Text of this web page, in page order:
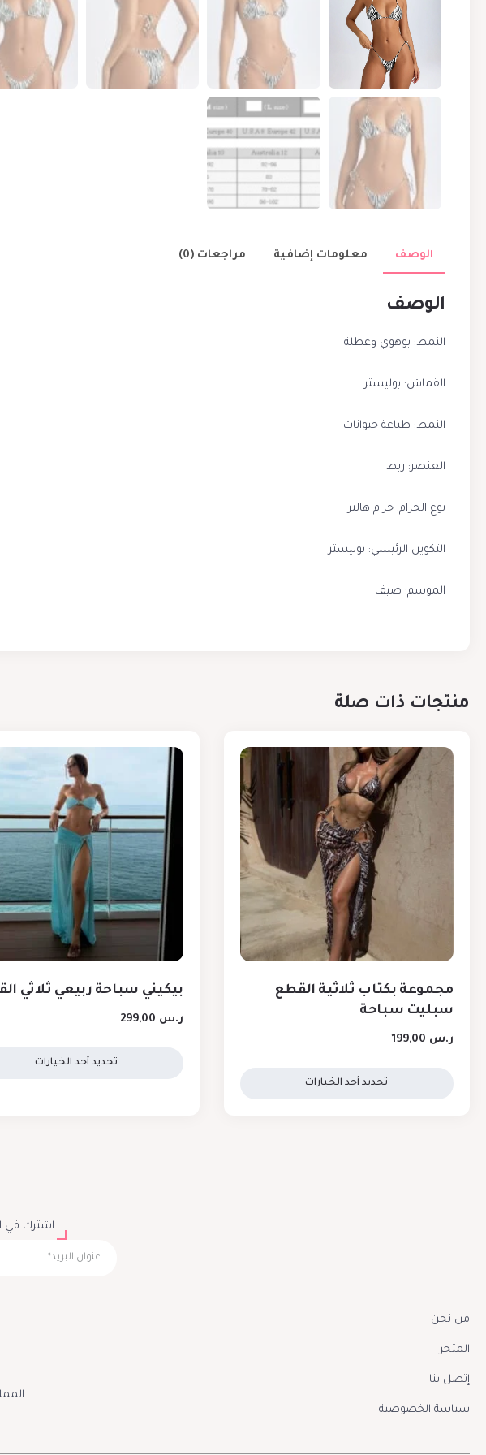
الوصف معلومات إضافية مراجعات (0)
الوصف
النمط: بوهوي وعطلة
القماش: بوليستر
النمط: طباعة حيوانات
العنصر: ربط
نوع الحزام: حزام هالتر
التكوين الرئيسي: بوليستر
الموسم: صيف
منتجات ذات صلة
مجموعة بكتاب ثلاثية القطع
سبليت سباحة
ر.س
تحديد أحد الخيارات
بيكيني سباحة ربيعي ثلاثي
ر.س
تحديد أحد الخيارات
اشترك في
من نحن
المتجر
إتصل بنا
سياسة الخصوصية